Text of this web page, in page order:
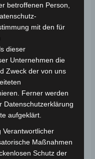
VM4.
Funktionalität und
zum Fahrzeug
Seniorenmobil VM4
betroffenen Person,
mit den für
dieser
Unternehmen die
Zweck der von uns
Ferner werden
Datenschutzerklärung
aufgeklärt.
Verantwortlicher
Maßnahmen
Schutz der